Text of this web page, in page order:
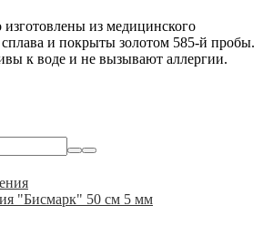
изготовлены из медицинского
сплава и покрыты золотом 585-й пробы.
к воде и не вызывают аллергии.
"Бисмарк" 50 см 5 мм